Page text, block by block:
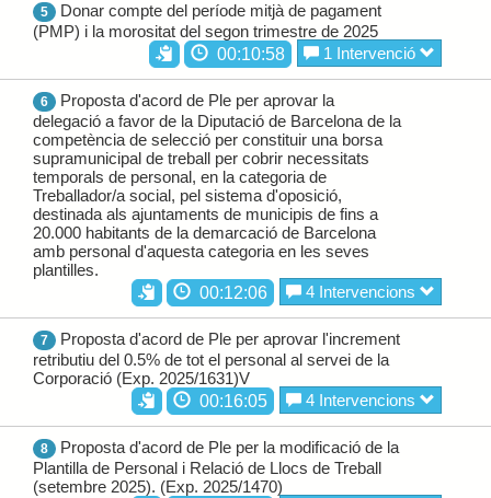
5
Donar compte del període mitjà de pagament
(PMP) i la morositat del segon trimestre de 2025
00:10:58
1 Intervenció
6
Proposta d'acord de Ple per aprovar la
delegació a favor de la Diputació de Barcelona de la
competència de selecció per constituir una borsa
supramunicipal de treball per cobrir necessitats
temporals de personal, en la categoria de
Treballador/a social, pel sistema d'oposició,
destinada als ajuntaments de municipis de fins a
20.000 habitants de la demarcació de Barcelona
amb personal d'aquesta categoria en les seves
plantilles.
00:12:06
4 Intervencions
7
Proposta d'acord de Ple per aprovar l'increment
retributiu del 0.5% de tot el personal al servei de la
Corporació (Exp. 2025/1631)V
00:16:05
4 Intervencions
8
Proposta d'acord de Ple per la modificació de la
Plantilla de Personal i Relació de Llocs de Treball
(setembre 2025). (Exp. 2025/1470)